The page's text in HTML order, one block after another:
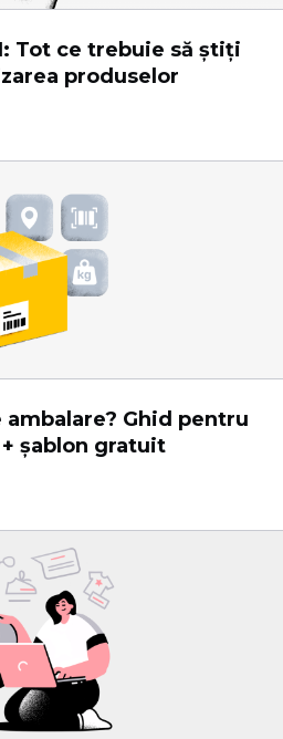
Tot ce trebuie să știți
produselor
ambalare? Ghid pentru
șablon gratuit